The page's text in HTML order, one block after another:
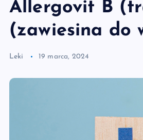
Allergovit B
(zawiesina do
Leki 19 marca, 2024